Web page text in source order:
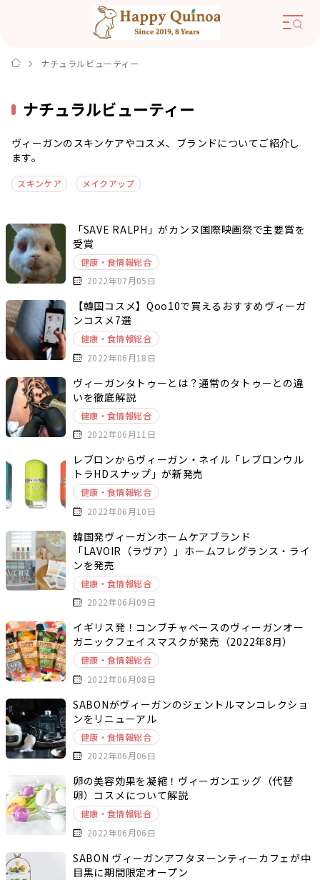
ナチュラルビューティー
ナチュラルビューティー
ヴィーガンのスキンケアやコスメ、ブランドについてご紹介し
ます。
スキンケア メイクアップ
「SAVE RALPH」がカンヌ国際映画祭で主要賞を
受賞
健康・食情報総合
2022年07月05日
【韓国コスメ】Qoo10で買えるおすすめヴィーガ
ンコスメ7選
健康・食情報総合
2022年06月18日
ヴィーガンタトゥーとは？通常のタトゥーとの違
いを徹底解説
健康・食情報総合
2022年06月11日
レブロンからヴィーガン・ネイル「レブロンウル
トラHDスナップ」が新発売
健康・食情報総合
2022年06月10日
韓国発ヴィーガンホームケアブランド
「LAVOIR（ラヴア）」ホームフレグランス・ライ
ンを発売
健康・食情報総合
2022年06月09日
イギリス発！コンブチャベースのヴィーガンオー
ガニックフェイスマスクが発売（2022年8月）
健康・食情報総合
2022年06月08日
SABONがヴィーガンのジェントルマンコレクショ
ンをリニューアル
健康・食情報総合
2022年06月06日
卵の美容効果を凝縮！ヴィーガンエッグ（代替
卵）コスメについて解説
健康・食情報総合
2022年06月06日
SABON ヴィーガンアフタヌーンティーカフェが中
目黒に期間限定オープン